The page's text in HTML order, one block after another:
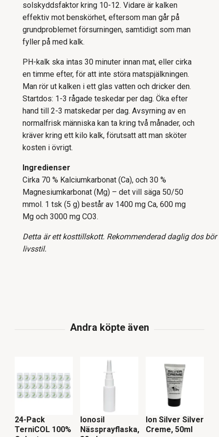
solskyddsfaktor kring 10-12. Vidare är kalken
effektiv mot benskörhet, eftersom man går på
grundproblemet försurningen, samtidigt som man
fyller på med kalk.
PH-kalk ska intas 30 minuter innan mat, eller cirka
en timme efter, för att inte störa matspjälkningen.
Man rör ut kalken i ett glas vatten och dricker den.
Startdos: 1-3 rågade teskedar per dag. Öka efter
hand till 2-3 matskedar per dag. Avsyrning av en
normalfrisk människa kan ta kring två månader, och
kräver kring ett kilo kalk, förutsatt att man sköter
kosten i övrigt.
Ingredienser
Cirka 70 % Kalciumkarbonat (Ca), och 30 %
Magnesiumkarbonat (Mg) – det vill säga 50/50
mmol. 1 tsk (5 g) består av 1400 mg Ca, 600 mg
Mg och 3000 mg CO3.
Detta är ett kosttillskott. Rekommenderad dagligdos bör
livsstil.
24-Pack
TerniCOL 100%
Ionosil
Nässprayflaska,
Ion Silver Silver
Creme, 50ml